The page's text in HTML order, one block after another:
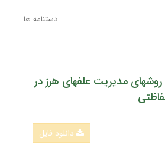
دستنامه ها
مدیریت علفهای هرز در
دانلود فایل